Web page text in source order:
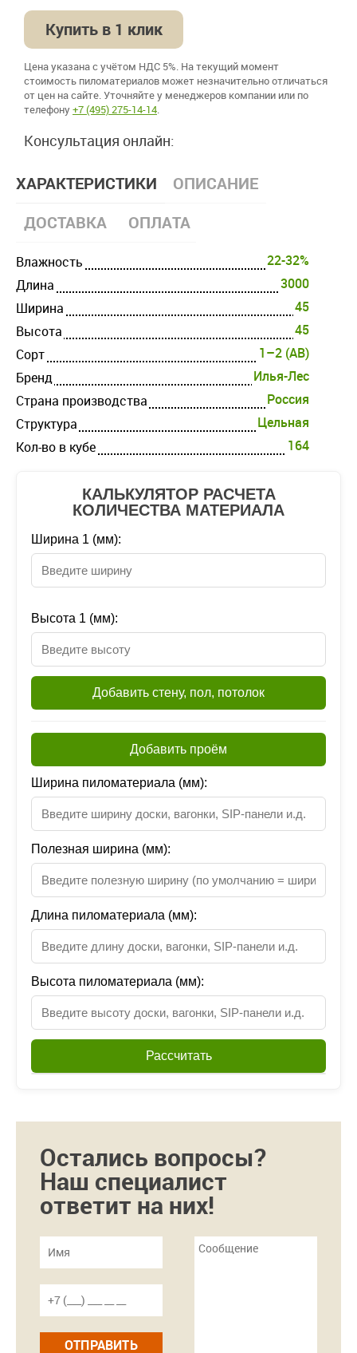
Купить в 1 клик
Цена указана с учётом НДС 5%. На текущий момент
стоимость пиломатериалов может незначительно отличаться
от цен на сайте. Уточняйте у менеджеров компании или по
телефону+7 (495) 275-14-14
Консультация онлайн:
ХАРАКТЕРИСТИКИ
ОПИСАНИЕ
ДОСТАВКА
ОПЛАТА
Влажность
22-32%
Длина
3000
Ширина
45
Высота
45
Cорт
1–2 (AB)
Бренд
Илья-Лес
Страна производства
Россия
Структура
Цельная
Кол-во в кубе
164
КАЛЬКУЛЯТОР РАСЧЕТА
КОЛИЧЕСТВА МАТЕРИАЛА
Ширина 1 (мм):
Высота 1 (мм):
Добавить стену, пол, потолок
Добавить проём
Ширина пиломатериала (мм):
Полезная ширина (мм):
Длина пиломатериала (мм):
Высота пиломатериала (мм):
Рассчитать
Остались вопросы?
Наш специалист
ответит на них!
ОТПРАВИТЬ